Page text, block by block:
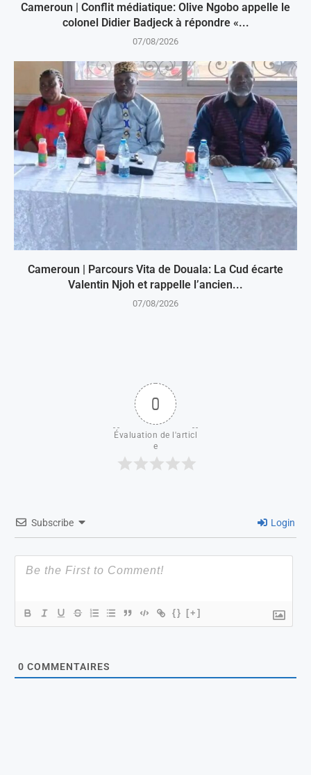
Cameroun | Conflit médiatique: Olive Ngobo appelle le
colonel Didier Badjeck à répondre «...
07/08/2026
Cameroun | Parcours Vita de Douala: La Cud écarte
Valentin Njoh et rappelle l’ancien...
07/08/2026
0
Évaluation de l'articl
e
Subscribe Login
{} [+]
0 COMMENTAIRES